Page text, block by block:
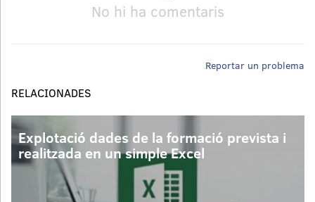
No hi ha comentaris
Reportar un problema
RELACIONADES
Explotació dades de la formació prevista i
realitzada en un simple Excel